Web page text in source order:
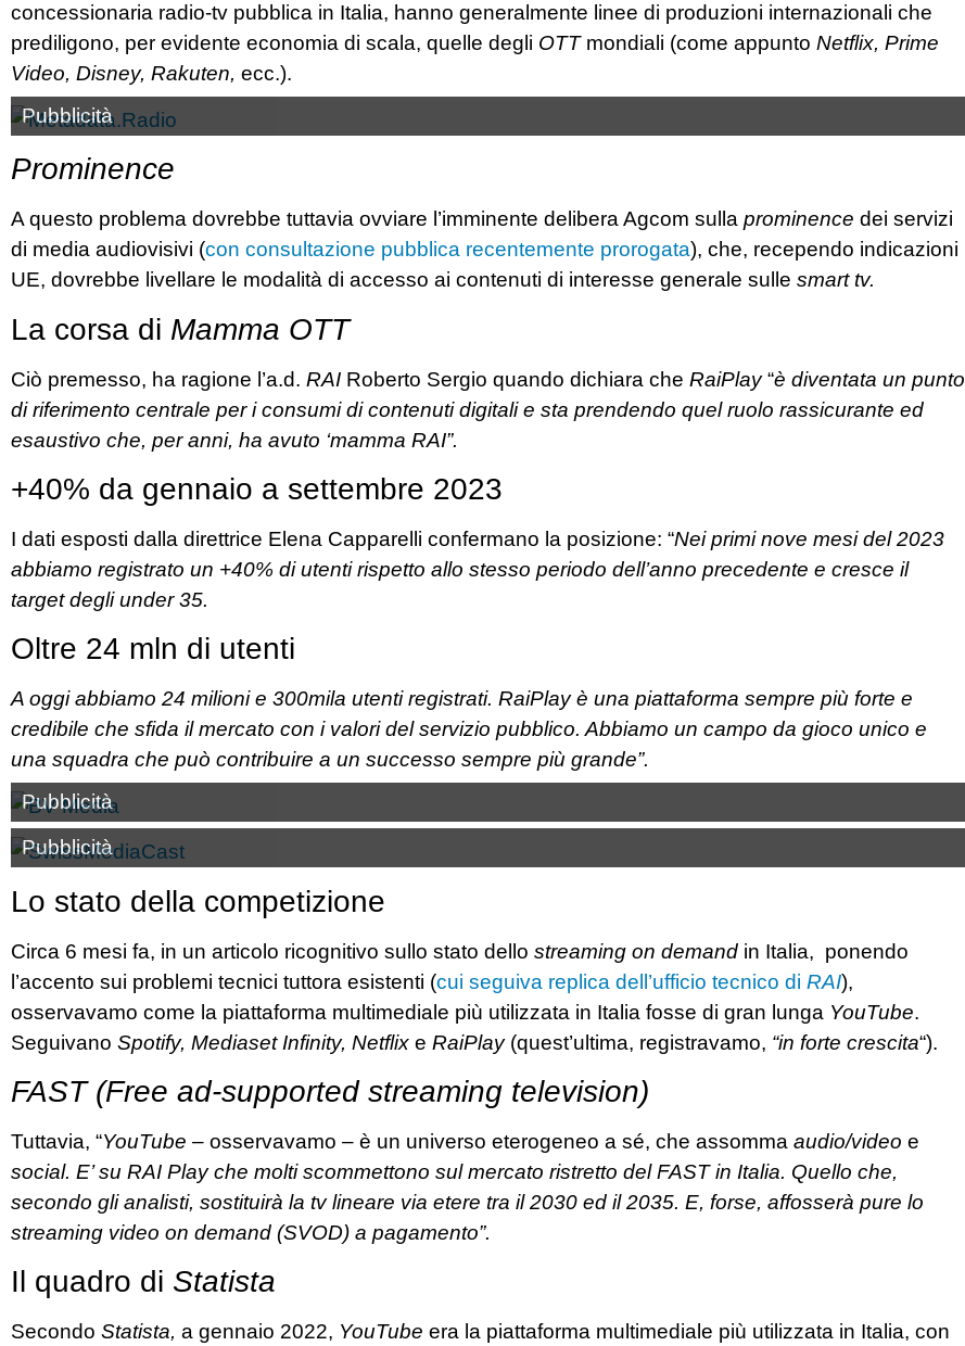
concessionaria radio-tv pubblica in Italia, hanno generalmente linee di produzioni internazionali che
prediligono, per evidente economia di scala, quelle degli OTTmondiali (come appunto Netflix, Prime
Video, Disney, Rakuten, ecc.).
Pubblicità
Prominence
A questo problema dovrebbe tuttavia ovviare l’imminente delibera Agcom sulla prominence dei servizi
di media audiovisivi (con consultazione pubblica recentemente prorogata), che, recependo indicazioni
UE, dovrebbe livellare le modalità di accesso ai contenuti di interesse generale sulle smart tv.
La corsa di Mamma OTT
Ciò premesso, ha ragione l’a.d. RAI Roberto Sergio quando dichiara che RaiPlay“è diventata un punto
di riferimento centrale per i consumi di contenuti digitali e sta prendendo quel ruolo rassicurante ed
esaustivo che, per anni, ha avuto ‘mamma RAI”.
+40% da gennaio a settembre 2023
I dati esposti dalla direttrice Elena Capparelli confermano la posizione: “Nei primi nove mesi del 2023
abbiamo registrato un +40% di utenti rispetto allo stesso periodo dell’anno precedente e cresce il
target degli under 35.
Oltre 24 mln di utenti
A oggi abbiamo 24 milioni e 300mila utenti registrati. RaiPlay è una piattaforma sempre più forte e
credibile che sfida il mercato con i valori del servizio pubblico. Abbiamo un campo da gioco unico e
una squadra che può contribuire a un successo sempre più grande”.
Pubblicità
Pubblicità
Lo stato della competizione
Circa 6 mesi fa, in un articolo ricognitivo sullo stato dello streaming on demand in Italia, ponendo
l’accento sui problemi tecnici tuttora esistenti (cui seguiva replica dell’ufficio tecnico di RAI),
osservavamo come la piattaforma multimediale più utilizzata in Italia fosse di gran lunga YouTube.
Seguivano Spotify, Mediaset Infinity, Netflix e RaiPlay(quest’ultima, registravamo, “in forte crescita“).
FAST (Free ad-supported streaming television)
Tuttavia, “YouTube – osservavamo – è un universo eterogeneo a sé, che assomma audio/video e
social. E’ su RAI Play che molti scommettono sul mercato ristretto del FAST in Italia. Quello che,
secondo gli analisti, sostituirà la tv lineare via etere tra il 2030 ed il 2035. E, forse, affosserà pure lo
streaming video on demand (SVOD) a pagamento”.
Il quadro di Statista
Secondo Statista, a gennaio 2022, YouTube era la piattaforma multimediale più utilizzata in Italia, con